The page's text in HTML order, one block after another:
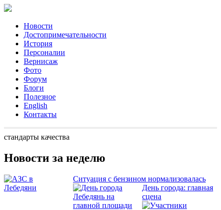
Новости
Достопримечательности
История
Персоналии
Вернисаж
Фото
Форум
Блоги
Полезное
English
Контакты
стандарты качества
Новости за неделю
Ситуация с бензином нормализовалась
День города: главная
сцена